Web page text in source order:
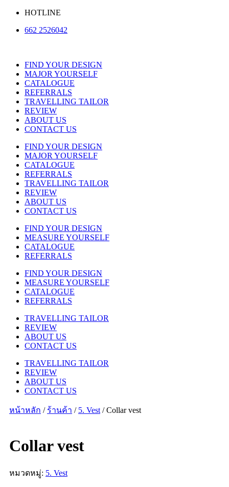
Skip
content
HOTLINE
662 2526042
FIND YOUR DESIGN
MAJOR YOURSELF
CATALOGUE
REFERRALS
TRAVELLING TAILOR
REVIEW
ABOUT US
CONTACT US
FIND YOUR DESIGN
MAJOR YOURSELF
CATALOGUE
REFERRALS
TRAVELLING TAILOR
REVIEW
ABOUT US
CONTACT US
FIND YOUR DESIGN
MEASURE YOURSELF
CATALOGUE
REFERRALS
FIND YOUR DESIGN
MEASURE YOURSELF
CATALOGUE
REFERRALS
TRAVELLING TAILOR
REVIEW
ABOUT US
CONTACT US
TRAVELLING TAILOR
REVIEW
ABOUT US
CONTACT US
หน้าหลัก / ร้านค้า / 5. Vest / Collar vest
Collar vest
หมวดหมู่: 5. Vest